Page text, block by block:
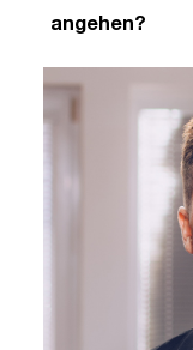
angehen?